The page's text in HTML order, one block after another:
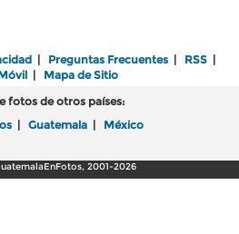
| Preguntas Frecuentes | RSS |
| Mapa de Sitio
fotos de otros países:
| Guatemala | México
2001-2026